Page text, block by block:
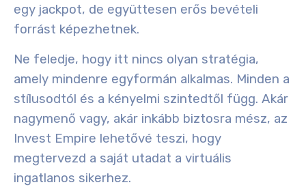
egy jackpot, de együttesen erős bevételi
forrást képezhetnek.
Ne feledje, hogy itt nincs olyan stratégia,
amely mindenre egyformán alkalmas. Minden a
stílusodtól és a kényelmi szintedtől függ. Akár
nagymenő vagy, akár inkább biztosra mész, az
Invest Empire lehetővé teszi, hogy
megtervezd a saját utadat a virtuális
ingatlanos sikerhez.